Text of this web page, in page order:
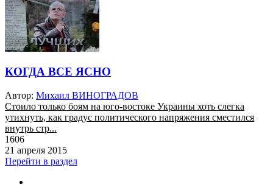
КОГДА ВСЕ ЯСНО
Автор: Михаил ВИНОГРАДОВ
Стоило только боям на юго-востоке Украины хоть слегка
утихнуть, как градус политического напряжения сместился
внутрь стр...
1606
21 апреля 2015
Перейти в раздел